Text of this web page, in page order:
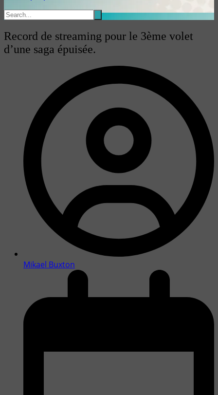
Record de streaming pour le 3ème volet
d’une saga épuisée.
Mikael Buxton